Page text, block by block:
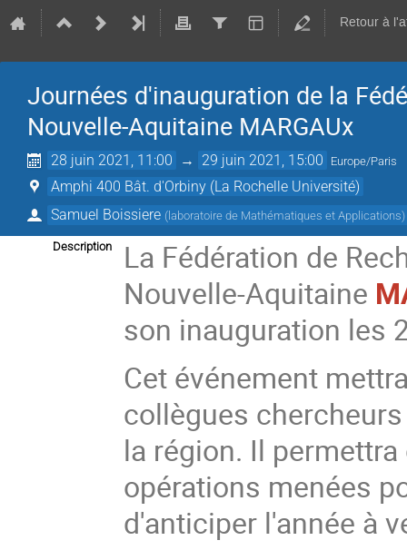
Retour à
Journées d'inauguration de la
Nouvelle-Aquitaine MARGAUx
28 juin 2021, 11:00 → 29 juin 2021, 15:00 Europe/Paris
Amphi 400 Bât. d'Orbiny (La Rochelle Université)
Samuel Boissiere (laboratoire de Mathématiques et Applications)
Description
La Fédération de
Nouvelle-Aquitaine
son inauguration les
Cet événement
collègues
la région. Il
opérations menées
d'anticiper l'année à